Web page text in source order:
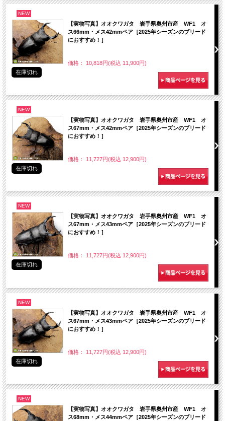
NEW
【実物写真】オオクワガタ 岩手県奥州市産 WF1 オ
ス66mm・メス42mmペア［2025年シーズンのブリード
におすすめ！］
価格： 10,818円(税込 11,900円)
在庫切れ
NEW
【実物写真】オオクワガタ 岩手県奥州市産 WF1 オ
ス67mm・メス42mmペア［2025年シーズンのブリード
におすすめ！］
価格： 11,727円(税込 12,900円)
在庫切れ
NEW
【実物写真】オオクワガタ 岩手県奥州市産 WF1 オ
ス67mm・メス43mmペア［2025年シーズンのブリード
におすすめ！］
価格： 11,727円(税込 12,900円)
在庫切れ
NEW
【実物写真】オオクワガタ 岩手県奥州市産 WF1 オ
ス67mm・メス43mmペア［2025年シーズンのブリード
におすすめ！］
価格： 11,727円(税込 12,900円)
在庫切れ
NEW
【実物写真】オオクワガタ 岩手県奥州市産 WF1 オ
ス68mm・メス44mmペア［2025年シーズンのブリード